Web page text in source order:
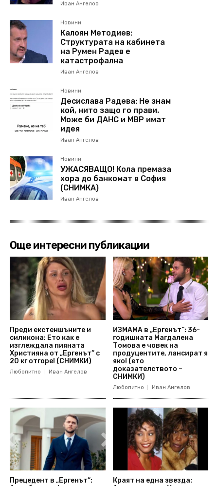
Иван Ангелов
Новини
Калоян Методиев:
Структурата на кабинета
на Румен Радев е
катастрофална
Иван Ангелов
Новини
Десислава Радева: Не знам
кой, нито защо го прави.
Може би ДАНС и МВР имат
идея
Иван Ангелов
Новини
УЖАСЯВАЩО! Кола премаза
хора до банкомат в София
(СНИМКА)
Иван Ангелов
Още интересни публикации
Преди екстеншъните и
силикона: Ето как е
изглеждала пияната
Християна от „Ергенът“ с
20 кг отгоре! (СНИМКИ)
Любопитно Иван Ангелов
ИЗМАМА в „Ергенът“: 36-
годишната Магдалена
Томова е човек на
продуцентите, лансират я
яко! (ето
доказателството –
СНИМКИ)
Любопитно Иван Ангелов
Прецедент в „Ергенът“:
Краят на една звезда: